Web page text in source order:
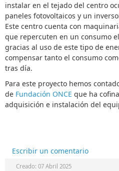
instalar en el tejado del centro
paneles fotovoltaicos y un
Este centro cuenta con
que repercuten en un consumo
gracias al uso de este tipo de
compensar tanto el consumo
tras día.
Para este proyecto hemos
de Fundación ONCE que ha
adquisición e instalación del
Escribir un comentario
Creado: 07 Abril 2025